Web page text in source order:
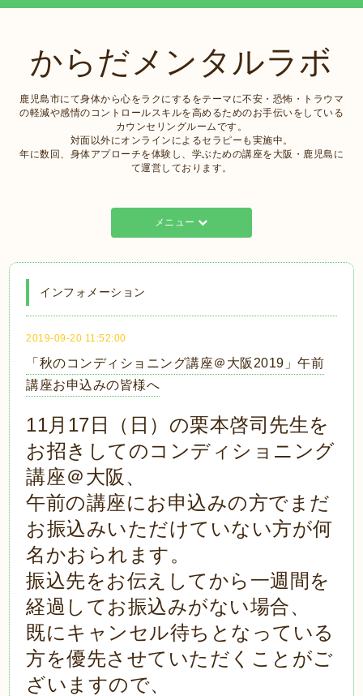
からだメンタルラボ
鹿児島市にて身体から心をラクにするをテーマに不安・恐怖・トラウマ
の軽減や感情のコントロールスキルを高めるためのお手伝いをしている
カウンセリングルームです。
対面以外にオンラインによるセラピーも実施中。
年に数回、身体アプローチを体験し、学ぶための講座を大阪・鹿児島に
て運営しております。
メニュー
インフォメーション
2019-09-20 11:52:00
「秋のコンディショニング講座＠大阪2019」午前
講座お申込みの皆様へ
11月17日（日）の栗本啓司先生を
お招きしてのコンディショニング
講座＠大阪、
午前の講座にお申込みの方でまだ
お振込みいただけていない方が何
名かおられます。
振込先をお伝えしてから一週間を
経過してお振込みがない場合、
既にキャンセル待ちとなっている
方を優先させていただくことがご
ざいますので、